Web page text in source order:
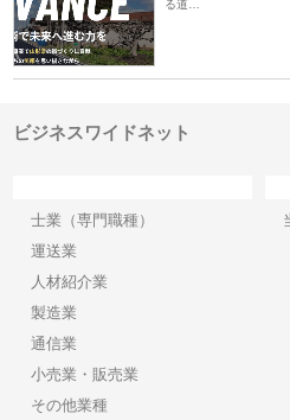
る道…
ビジネスワイドネット
士業（専門職種）
運送業
人材紹介業
製造業
通信業
小売業・販売業
その他業種